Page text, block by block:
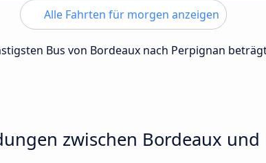
Alle Fahrten für morgen anzeigen
Bus von Bordeaux nach Perpignan
zwischen Bordeaux und